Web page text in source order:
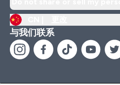
与我们联系